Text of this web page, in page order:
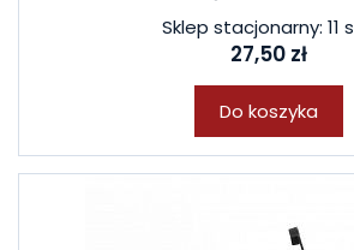
Sklep stacjonarny: 11
27,50 zł
Do koszyka